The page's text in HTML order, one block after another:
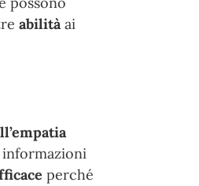
abilitàai
informazioni
perché